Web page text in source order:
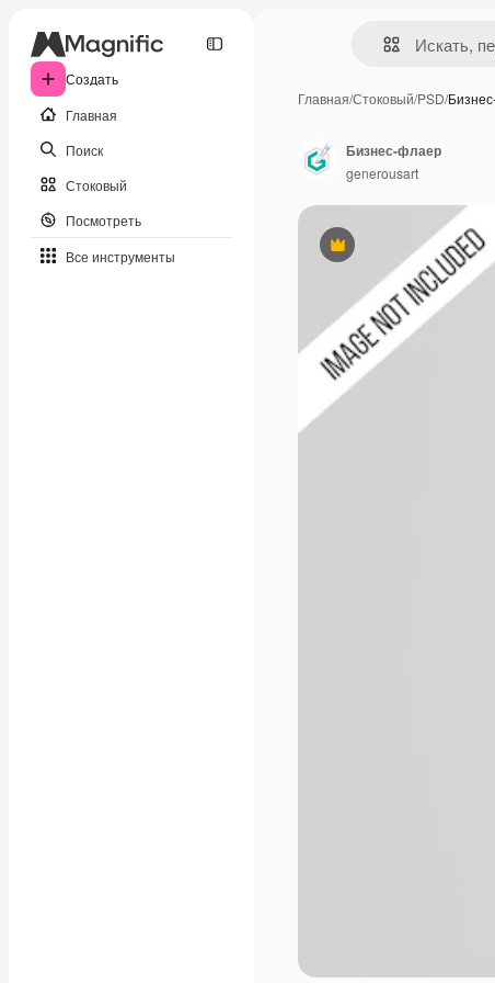
Создать
Главная
Поиск
Стоковый
Посмотреть
Все инструменты
Главная/Стоковый/PSD/
Премиум
Бизнес-флаер
generousart